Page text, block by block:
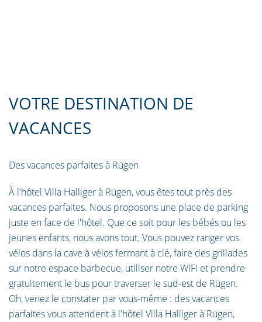
VOTRE DESTINATION DE
VACANCES
Des vacances parfaites à Rügen
À l'hôtel Villa Halliger à Rügen, vous êtes tout près des
vacances parfaites. Nous proposons une place de parking
juste en face de l'hôtel. Que ce soit pour les bébés ou les
jeunes enfants, nous avons tout. Vous pouvez ranger vos
vélos dans la cave à vélos fermant à clé, faire des grillades
sur notre espace barbecue, utiliser notre WiFi et prendre
gratuitement le bus pour traverser le sud-est de Rügen.
Oh, venez le constater par vous-même : des vacances
parfaites vous attendent à l'hôtel Villa Halliger à Rügen,